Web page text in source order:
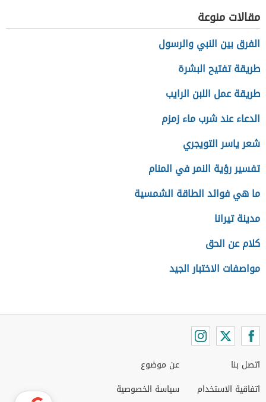
مقالات منوعة
الفرق بين النبي والرسول
طريقة تفتيح البشرة
طريقة عمل اللبن الرايب
الدعاء عند شرب ماء زمزم
شعر ياسر التويجري
تفسير رؤية النمر في المنام
ما هي فوائد الطاقة الشمسية
مدينة تيرانا
كلام عن الحق
مواصفات الاختبار الجيد
اتصل بنا
اتفاقية الاستخدام
عن موضوع
سياسة الخصوصية